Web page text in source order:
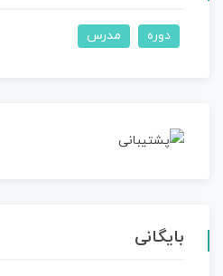
دوره مدرس
بایگانی